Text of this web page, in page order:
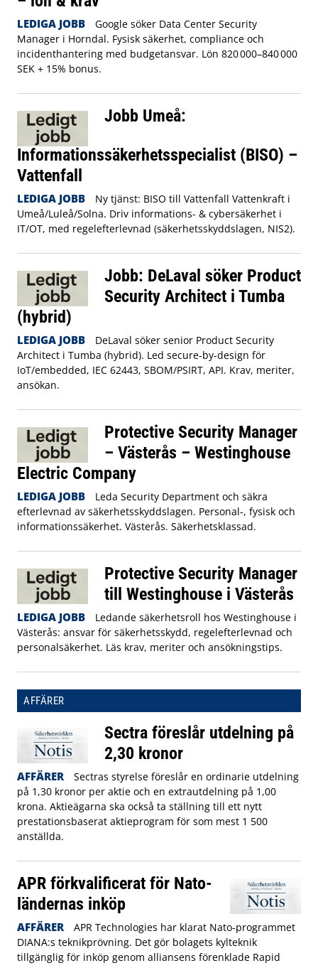
LEDIGA JOBB
Google söker Data Center Security
Manager i Horndal. Fysisk säkerhet, compliance och
incidenthantering med budgetansvar. Lön 820 000–840 000
SEK + 15% bonus.
Jobb Umeå:
Informationssäkerhetsspecialist (BISO) –
Vattenfall
LEDIGA JOBB
Ny tjänst: BISO till Vattenfall Vattenkraft i
Umeå/Luleå/Solna. Driv informations- & cybersäkerhet i
IT/OT, med regelefterlevnad (säkerhetsskyddslagen, NIS2).
Jobb: DeLaval söker Product
Security Architect i Tumba
(hybrid)
LEDIGA JOBB
DeLaval söker senior Product Security
Architect i Tumba (hybrid). Led secure-by-design för
IoT/embedded, IEC 62443, SBOM/PSIRT, API. Krav, meriter,
ansökan.
Protective Security Manager
– Västerås – Westinghouse
Electric Company
LEDIGA JOBB
Leda Security Department och säkra
efterlevnad av säkerhetsskyddslagen. Personal-, fysisk och
informationssäkerhet. Västerås. Säkerhetsklassad.
Protective Security Manager
till Westinghouse i Västerås
LEDIGA JOBB
Ledande säkerhetsroll hos Westinghouse i
Västerås: ansvar för säkerhetsskydd, regelefterlevnad och
personalsäkerhet. Läs krav, meriter och ansökningstips.
AFFÄRER
Sectra föreslår utdelning på
2,30 kronor
AFFÄRER
Sectras styrelse föreslår en ordinarie utdelning
på 1,30 kronor per aktie och en extrautdelning på 1,00
krona. Aktieägarna ska också ta ställning till ett nytt
prestationsbaserat aktieprogram för som mest 1 500
anställda.
APR förkvalificerat för Nato-
ländernas inköp
AFFÄRER
APR Technologies har klarat Nato-programmet
DIANA:s teknikprövning. Det gör bolagets kylteknik
tillgänglig för inköp genom alliansens förenklade Rapid